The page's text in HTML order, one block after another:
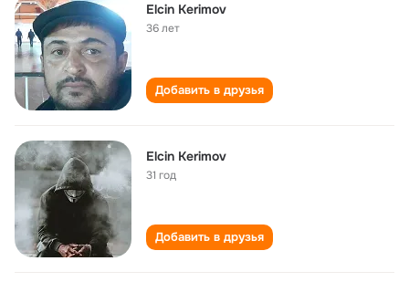
Elcin Kerimov
36 лет
Добавить в друзья
Elcin Kerimov
31 год
Добавить в друзья